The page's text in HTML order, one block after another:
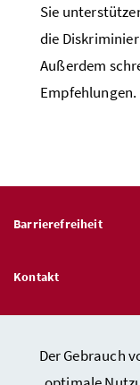
Der Gebrauch
Sie
die
Außerdem
Empfehlungen.
Barrierefreiheit
Kontakt